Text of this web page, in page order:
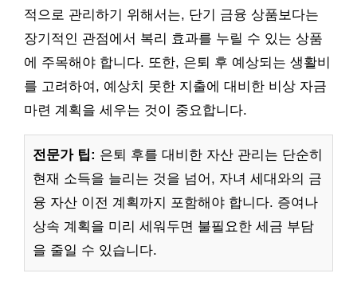
적으로 관리하기 위해서는, 단기 금융 상품보다는
장기적인 관점에서 복리 효과를 누릴 수 있는 상품
에 주목해야 합니다. 또한, 은퇴 후 예상되는 생활비
를 고려하여, 예상치 못한 지출에 대비한 비상 자금
마련 계획을 세우는 것이 중요합니다.
전문가 팁: 은퇴 후를 대비한 자산 관리는 단순히
현재 소득을 늘리는 것을 넘어, 자녀 세대와의 금
융 자산 이전 계획까지 포함해야 합니다. 증여나
상속 계획을 미리 세워두면 불필요한 세금 부담
을 줄일 수 있습니다.